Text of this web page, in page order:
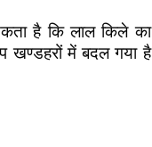
है कि लाल किले का
खण्डहरों में बदल गया है